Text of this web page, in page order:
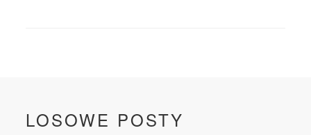
LOSOWE POSTY